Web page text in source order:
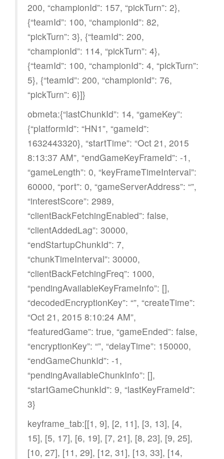
200, “championId”: 157, “pickTurn”: 2},
{“teamId”: 100, “championId”: 82,
“pickTurn”: 3}, {“teamId”: 200,
“championId”: 114, “pickTurn”: 4},
{“teamId”: 100, “championId”: 4, “pickTurn”:
5}, {“teamId”: 200, “championId”: 76,
“pickTurn”: 6}]}
obmeta:{“lastChunkId”: 14, “gameKey”:
{“platformId”: “HN1”, “gameId”:
1632443320}, “startTime”: “Oct 21, 2015
8:13:37 AM”, “endGameKeyFrameId”: -1,
“gameLength”: 0, “keyFrameTimeInterval”:
60000, “port”: 0, “gameServerAddress”: “”,
“interestScore”: 2989,
“clientBackFetchingEnabled”: false,
“clientAddedLag”: 30000,
“endStartupChunkId”: 7,
“chunkTimeInterval”: 30000,
“clientBackFetchingFreq”: 1000,
“pendingAvailableKeyFrameInfo”: [],
“decodedEncryptionKey”: “”, “createTime”:
“Oct 21, 2015 8:10:24 AM”,
“featuredGame”: true, “gameEnded”: false,
“encryptionKey”: “”, “delayTime”: 150000,
“endGameChunkId”: -1,
“pendingAvailableChunkInfo”: [],
“startGameChunkId”: 9, “lastKeyFrameId”:
3}
keyframe_tab:[[1, 9], [2, 11], [3, 13], [4,
15], [5, 17], [6, 19], [7, 21], [8, 23], [9, 25],
[10, 27], [11, 29], [12, 31], [13, 33], [14,